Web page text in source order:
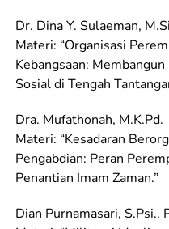
Dr. Dina Y. Sulaeman,
Materi: “Organisasi
Kebangsaan:
Sosial di Tengah
Dra. Mufathonah, M.K.Pd.
Materi: “Kesadaran
Pengabdian: Peran
Penantian Imam Zaman.”
Dian Purnamasari, S.Psi.,